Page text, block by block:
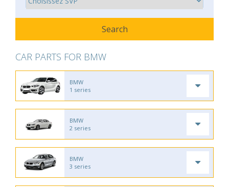
CAR PARTS FOR BMW
BMW
1 series
BMW
2 series
BMW
3 series